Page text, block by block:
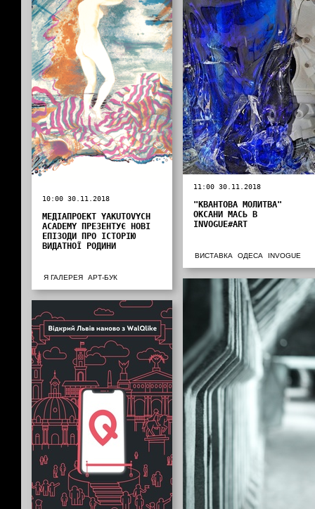
11:00 30.11.2018
"КВАНТОВА МОЛИТВА"
ОКСАНИ МАСЬ В
INVOGUE#ART
ВИСТАВКА ОДЕСА INVOGUE
10:00 30.11.2018
МЕДІАПРОЕКТ YAKUTOVYCH
ACADEMY ПРЕЗЕНТУЄ НОВІ
ЕПІЗОДИ ПРО ІСТОРІЮ
ВИДАТНОЇ РОДИНИ
Я ГАЛЕРЕЯ АРТ-БУК